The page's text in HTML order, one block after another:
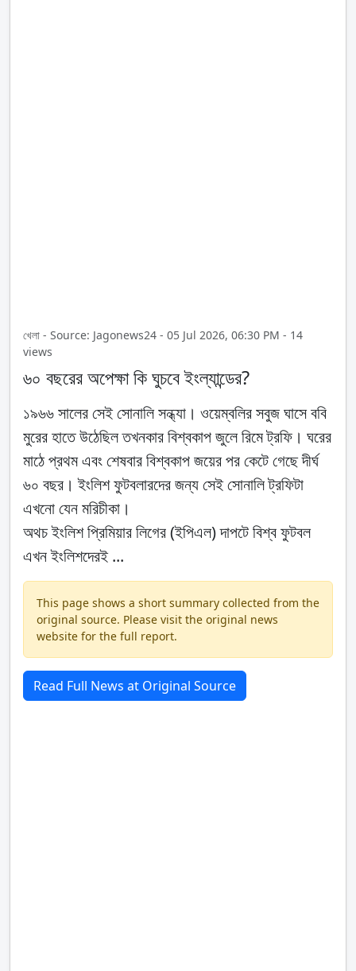
খেলা - Source: Jagonews24 - 05 Jul 2026, 06:30 PM - 14
views
৬০ বছরের অপেক্ষা কি ঘুচবে ইংল্যান্ডের?
১৯৬৬ সালের সেই সোনালি সন্ধ্যা। ওয়েম্বলির সবুজ ঘাসে ববি
মুরের হাতে উঠেছিল তখনকার বিশ্বকাপ জুলে রিমে ট্রফি। ঘরের
মাঠে প্রথম এবং শেষবার বিশ্বকাপ জয়ের পর কেটে গেছে দীর্ঘ
৬০ বছর। ইংলিশ ফুটবলারদের জন্য সেই সোনালি ট্রফিটা
এখনো যেন মরিচীকা।
অথচ ইংলিশ প্রিমিয়ার লিগের (ইপিএল) দাপটে বিশ্ব ফুটবল
এখন ইংলিশদেরই ...
This page shows a short summary collected from the
original source. Please visit the original news
website for the full report.
Read Full News at Original Source